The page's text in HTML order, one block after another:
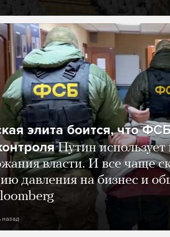
элита боится, что
Путин использует
власти. И все чаще
давления на бизнес и
назад